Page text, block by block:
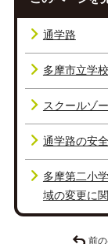
通学路
多摩市立学
スクールゾ
通学路の安
多摩第二小
域の変更に
前